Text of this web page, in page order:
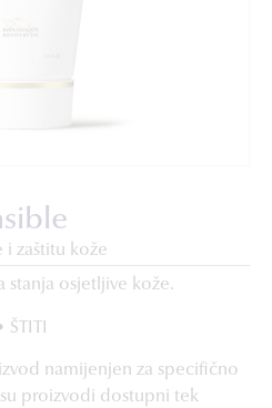
i zaštitu kože
stanja osjetljive kože.
namijenjen za specifično
proizvodi dostupni tek